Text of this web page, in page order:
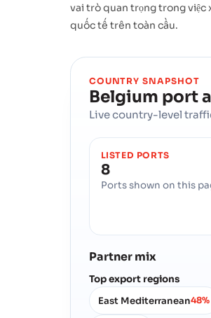
vai trò quan trọng trong việc
quốc tế trên toàn cầu.
COUNTRY SNAPSHOT
Belgium port
Live country-level
LISTED PORTS
8
Ports shown on this
Partner mix
Top export regions
East Mediterranean48%